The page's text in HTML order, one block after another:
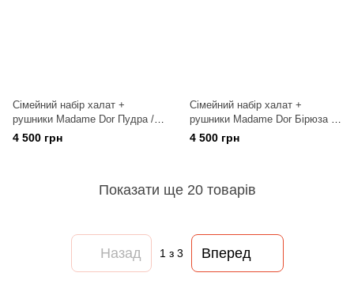
Сімейний набір халат +
рушники Madame Dor Пудра /
Крем
4 500 грн
Сімейний набір халат +
рушники Madame Dor Бірюза /
Сірий
4 500 грн
Показати ще 20 товарів
Назад 1 з 3 Вперед